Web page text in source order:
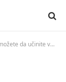
da učinite vašu selidbu zabavnom?